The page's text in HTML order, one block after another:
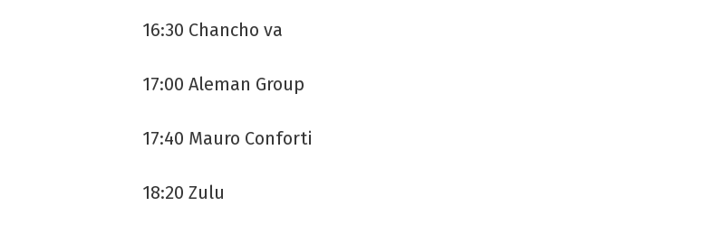
16:30 Chancho va
17:00 Aleman Group
17:40 Mauro Conforti
18:20 Zulu